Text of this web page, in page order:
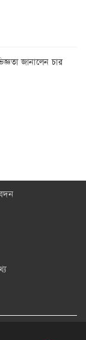
জানালেন চার